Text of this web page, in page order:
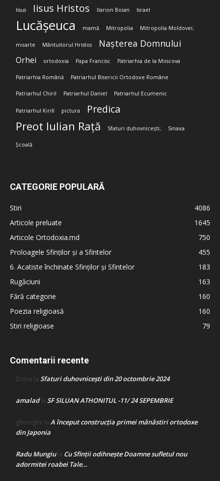
Iisus Iisus Hristos Ilarion Boian Israel
Lucășeuca mamă Mitropolia Mitropolia Moldovei;
moarte Mântuitorul Hristos Nașterea Domnului
Orhei ortodoxia Papa Francisc Patriarhia de la Moscova
Patriarhia Română Patriarhul Bisericii Ortodoxe Române
Patriarhul Chiril Patriarhul Daniel Patriarhul Ecumenic
Patriarhul Kirill pictura Predica
Preot Iulian Rață Sfaturi duhovnicești; Sinaxa
Școală
CATEGORIE POPULARĂ
Stiri
4086
Articole preluate
1645
Articole Ortodoxia.md
750
Proloagele Sfinților și a Sfintelor
455
6. Acatiste închinate Sfinților și Sfintelor
183
Rugăciuni
163
Fără categorie
160
Poezia religioasă
160
Stiri religioase
79
Comentarii recente
Doina la Sfaturi duhovnicești din 20 octombrie 2024
amaladla SF SILUAN ATHONITUL -11/ 24 SEPEMBRIE
gheorghe la A început construcţia primei mănăstiri ortodoxe
din Japonia
Radu Mungiula Cu Sfinții odihnește Doamne sufletul nou
adormitei roabei Tale…